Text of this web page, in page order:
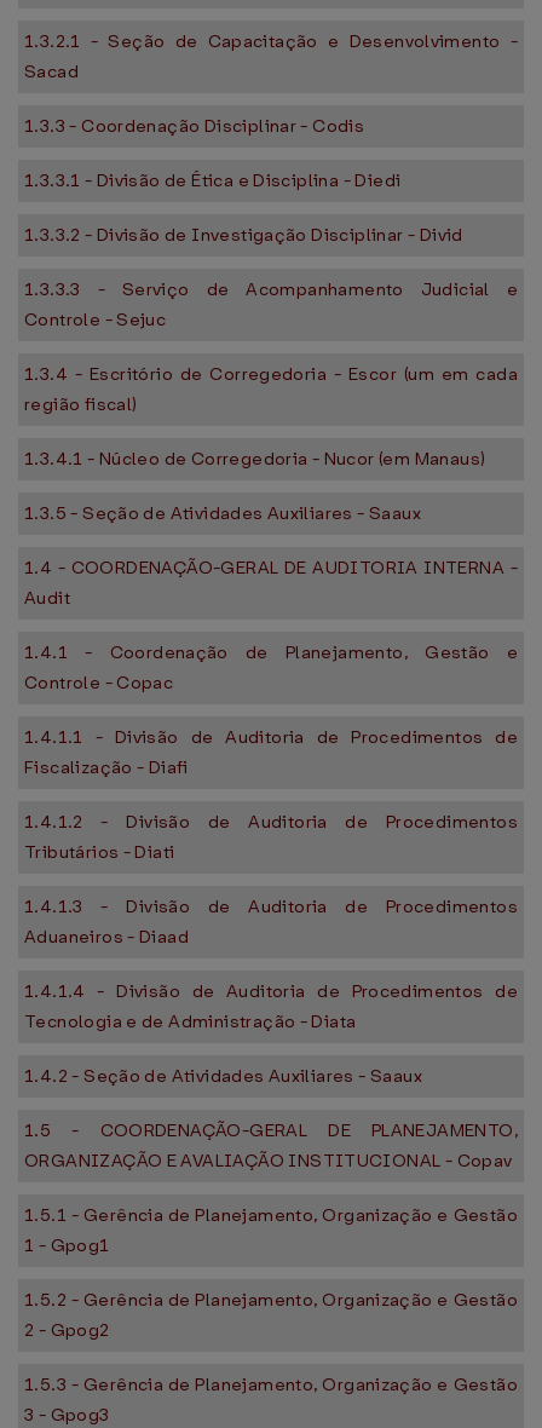
1.3.2.1 - Seção de Capacitação e Desenvolvimento -
Sacad
1.3.3 - Coordenação Disciplinar - Codis
1.3.3.1 - Divisão de Ética e Disciplina - Diedi
1.3.3.2 - Divisão de Investigação Disciplinar - Divid
1.3.3.3 - Serviço de Acompanhamento Judicial e
Controle - Sejuc
1.3.4 - Escritório de Corregedoria - Escor (um em cada
região fiscal)
1.3.4.1 - Núcleo de Corregedoria - Nucor (em Manaus)
1.3.5 - Seção de Atividades Auxiliares - Saaux
1.4 - COORDENAÇÃO-GERAL DE AUDITORIA INTERNA -
Audit
1.4.1 - Coordenação de Planejamento, Gestão e
Controle - Copac
1.4.1.1 - Divisão de Auditoria de Procedimentos de
Fiscalização - Diafi
1.4.1.2 - Divisão de Auditoria de Procedimentos
Tributários - Diati
1.4.1.3 - Divisão de Auditoria de Procedimentos
Aduaneiros - Diaad
1.4.1.4 - Divisão de Auditoria de Procedimentos de
Tecnologia e de Administração - Diata
1.4.2 - Seção de Atividades Auxiliares - Saaux
1.5 - COORDENAÇÃO-GERAL DE PLANEJAMENTO,
ORGANIZAÇÃO E AVALIAÇÃO INSTITUCIONAL - Copav
1.5.1 - Gerência de Planejamento, Organização e Gestão
1 - Gpog1
1.5.2 - Gerência de Planejamento, Organização e Gestão
2 - Gpog2
1.5.3 - Gerência de Planejamento, Organização e Gestão
3 - Gpog3